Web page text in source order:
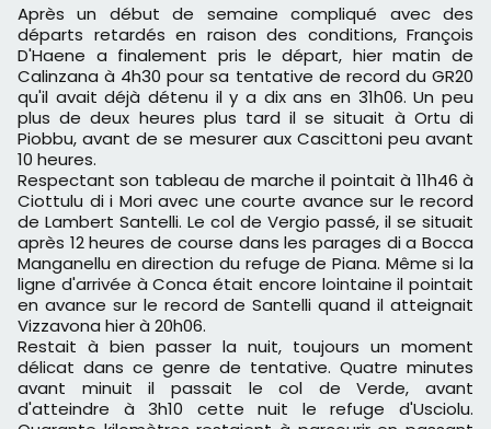
Après un début de semaine compliqué avec des
départs retardés en raison des conditions, François
D'Haene a finalement pris le départ, hier matin de
Calinzana à 4h30 pour sa tentative de record du GR20
qu'il avait déjà détenu il y a dix ans en 31h06. Un peu
plus de deux heures plus tard il se situait à Ortu di
Piobbu, avant de se mesurer aux Cascittoni peu avant
10 heures.
Respectant son tableau de marche il pointait à 11h46 à
Ciottulu di i Mori avec une courte avance sur le record
de Lambert Santelli. Le col de Vergio passé, il se situait
après 12 heures de course dans les parages di a Bocca
Manganellu en direction du refuge de Piana. Même si la
ligne d'arrivée à Conca était encore lointaine il pointait
en avance sur le record de Santelli quand il atteignait
Vizzavona hier à 20h06.
Restait à bien passer la nuit, toujours un moment
délicat dans ce genre de tentative. Quatre minutes
avant minuit il passait le col de Verde, avant
d'atteindre à 3h10 cette nuit le refuge d'Usciolu.